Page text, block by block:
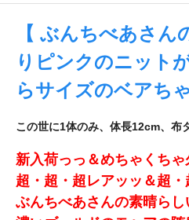
【 ぶんちべあさん
りピンクのニット
らサイズのベアちゃ
この世に1体のみ、体長12cm、布
新入荷っっ＆めちゃくちゃ
超・超・超レアッッ＆超・
ぶんちべあさんの素晴らし